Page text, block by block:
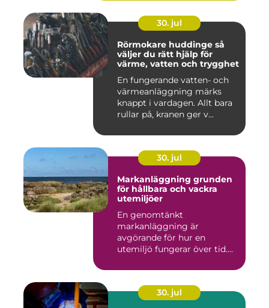
30. jul
Rörmokare huddinge så
väljer du rätt hjälp för
värme, vatten och trygghet
En fungerande vatten- och
värmeanläggning märks
knappt i vardagen. Allt bara
rullar på, kranen ger v...
30. jul
Markanläggning grunden
för hållbara och vackra
utemiljöer
En genomtänkt
markanläggning är
avgörande för hur en
utemiljö fungerar över tid.
30. jul